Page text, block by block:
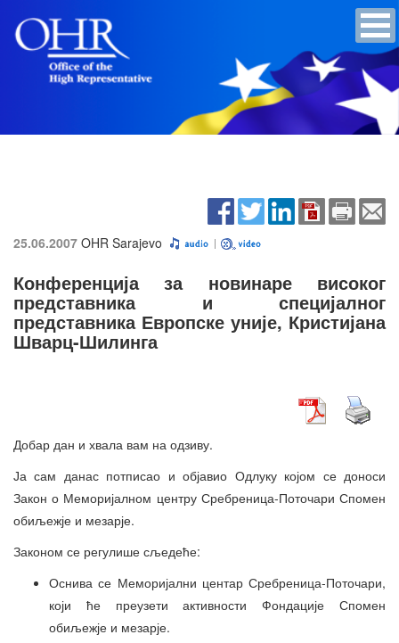
25.06.2007 OHR Sarajevo
Конференција за новинаре високог
представника и специјалног
представника Европске уније, Кристијана
Шварц-Шилинга
Добар дан и хвала вам на одзиву.
Ја сам данас потписао и објавио Одлуку којом се доноси
Закон о Меморијалном центру Сребреница-Поточари Спомен
обиљежје и мезарје.
Законом се регулише сљедеће:
Оснива се Меморијални центар Сребреница-Поточари,
који ће преузети активности Фондације Спомен
обиљежје и мезарје.